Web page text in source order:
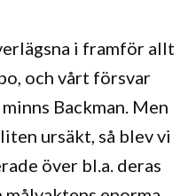
i framför allt
och vårt försvar
Backman. Men
ursäkt, så blev vi
över bl.a. deras